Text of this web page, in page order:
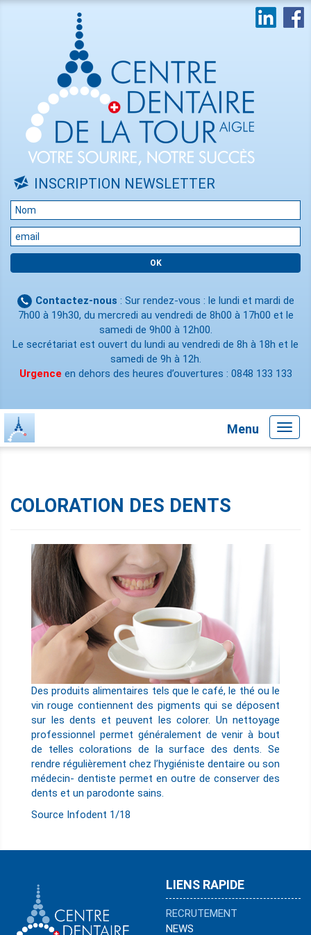
INSCRIPTION NEWSLETTER
Contactez-nous : Sur rendez-vous : le lundi et mardi de
7h00 à 19h30, du mercredi au vendredi de 8h00 à 17h00 et le
samedi de 9h00 à 12h00.
Le secrétariat est ouvert du lundi au vendredi de 8h à 18h et le
samedi de 9h à 12h.
Urgence en dehors des heures d’ouvertures : 0848 133 133
Menu
COLORATION DES DENTS
Des produits alimentaires tels que le café, le thé ou le
vin rouge contiennent des pigments qui se déposent
sur les dents et peuvent les colorer. Un nettoyage
professionnel permet généralement de venir à bout
de telles colorations de la surface des dents. Se
rendre régulièrement chez l’hygiéniste dentaire ou son
médecin- dentiste permet en outre de conserver des
dents et un parodonte sains.
Source Infodent 1/18
LIENS RAPIDE
RECRUTEMENT
NEWS